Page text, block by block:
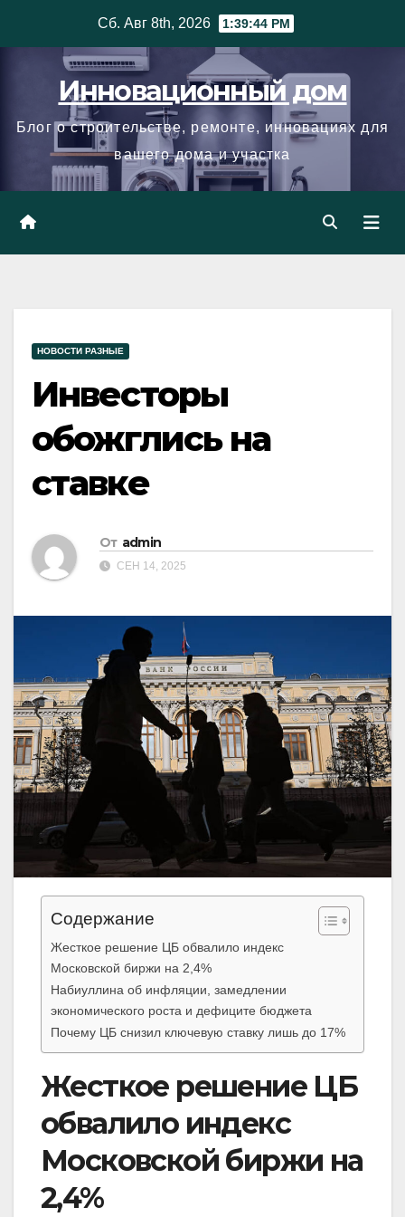
Сб. Авг 8th, 2026 1:39:45 PM
Инновационный дом
Блог о строительстве, ремонте, инновациях для
вашего дома и участка
НОВОСТИ РАЗНЫЕ
Инвесторы
обожглись на
ставке
От admin
СЕН 14, 2025
Содержание
Жесткое решение ЦБ обвалило индекс
Московской биржи на 2,4%
Набиуллина об инфляции, замедлении
экономического роста и дефиците бюджета
Почему ЦБ снизил ключевую ставку лишь до 17%
Жесткое решение ЦБ
обвалило индекс
Московской биржи на
2,4%